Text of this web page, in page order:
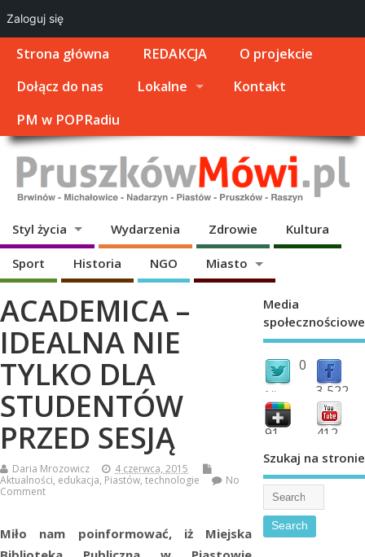
Strona główna REDAKCJA
O projekcie
Dołącz do nas
Lokalne
Kontakt
PM w POPRadiu
Styl życia Wydarzenia Zdrowie Kultura
Sport Historia NGO Miasto
ACADEMICA –
IDEALNA NIE
TYLKO DLA
STUDENTÓW
PRZED SESJĄ
Daria Mrozowicz
4 czerwca, 2015
Aktualności, edukacja, Piastów, technologie
No
Comment
Miło nam poinformować, iż Miejska
Media
społecznościowe
0
followers 3,522
fans
91 412
Szukaj na stronie
Zaloguj się